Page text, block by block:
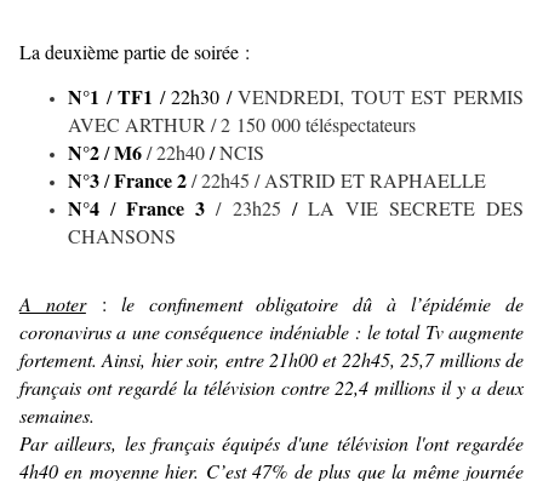
La deuxième partie de soirée :
N°1 /TF1 / 22h30 /VENDREDI, TOUT EST PERMIS
AVEC ARTHUR / 2 150 000 téléspectateurs
N°2/M6/ 22h40/NCIS
N°3/France 2/ 22h45 / ASTRID ET RAPHAELLE
N°4 /France 3/ 23h25 / LA VIE SECRETE DES
CHANSONS
A noter: le confinement obligatoire dû à l’épidémie de
coronavirus a une conséquence indéniable : le total Tv augmente
fortement. Ainsi, hier soir, entre 21h00 et 22h45, 25,7 millions de
français ont regardé la télévision contre 22,4 millions il y a deux
semaines.
Par ailleurs, les français équipés d'une télévision l'ont regardée
4h40 en moyenne hier. C’est 47% de plus que la même journée